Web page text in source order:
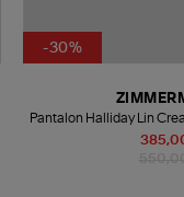
-30%
Pantalon Halliday Lin